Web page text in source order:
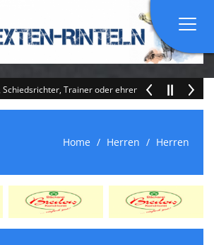
Trainer oder ehrenamtlicher Mithelfer.
Home Herren Herren